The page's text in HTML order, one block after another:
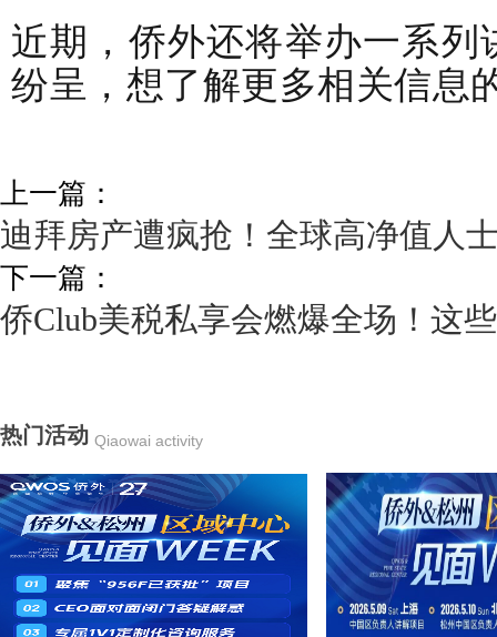
近期，侨外还将举办一系
纷呈，想了解更多相关信息
上一篇：
迪拜房产遭疯抢！全球高净值人
下一篇：
侨Club美税私享会燃爆全场！这
热门活动 Qiaowai activity